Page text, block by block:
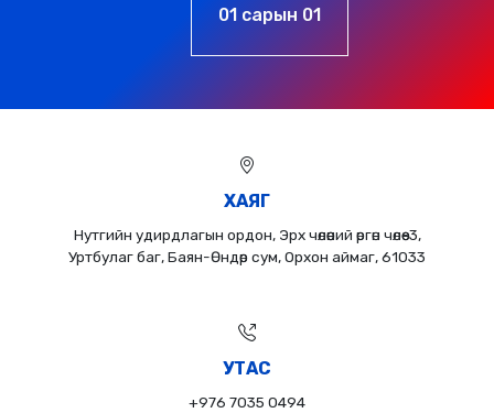
01 сарын 01
ХАЯГ
Нутгийн удирдлагын ордон, Эрх чөлөөний өргөн чөлөө-3,
Уртбулаг баг, Баян-Өндөр сум, Орхон аймаг, 61033
УТАС
+976 7035 0494